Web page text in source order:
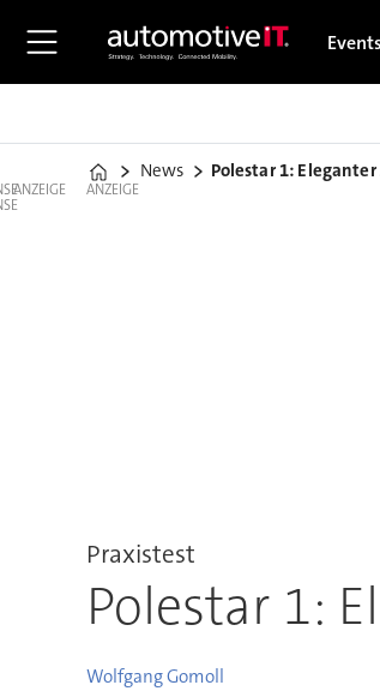
Events
Home
News Polestar 1:
ANZEIGE ANZEIGE
Praxistest
Polestar 1:
WolfgangGomoll